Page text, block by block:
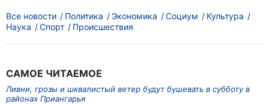
САМОЕ ЧИТАЕМОЕ
Ливни, грозы и шквалистый ветер будут бушевать в субботу в
районах Приангарья
Все новости Политика Экономика Социум
Культура
Наука
Спорт Происшествия